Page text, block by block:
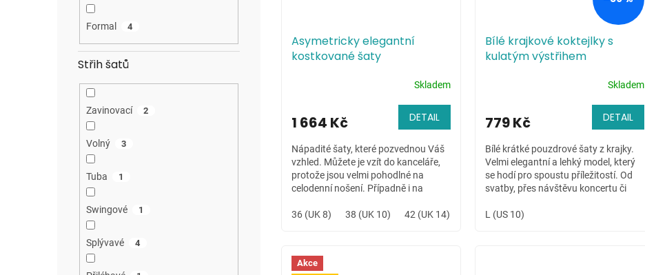
Formal 4
Střih šatů
Zavinovací 2
Volný 3
Tuba 1
Swingové 1
Splývavé 4
Asymetricky elegantní
kostkované šaty
Skladem
1 664 Kč DETAIL
Nápadité šaty, které pozvednou Váš
vzhled. Můžete je vzít do kanceláře,
protože jsou velmi pohodlné na
celodenní nošení. Případně i na
36 (UK 8)
38 (UK 10) 42 (UK 14)
Bílé krajkové koktejlky s
kulatým výstřihem
Skladem
779 Kč DETAIL
Bílé krátké pouzdrové šaty z krajky.
Velmi elegantní a lehký model, který
se hodí pro spoustu příležitostí. Od
svatby, přes návštěvu koncertu či
L (US 10)
Akce